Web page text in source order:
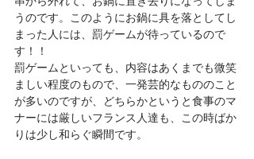
うのです。このようにお鍋に具を落としてし
まった人には、罰ゲームが待っているので
す！！
罰ゲームといっても、内容はあくまでも微笑
ましい程度のもので、一発芸的なもののこと
が多いのですが、どちらかというと食事のマ
ナーには厳しいフランス人達も、この時ばか
りは少し和らぐ瞬間です。